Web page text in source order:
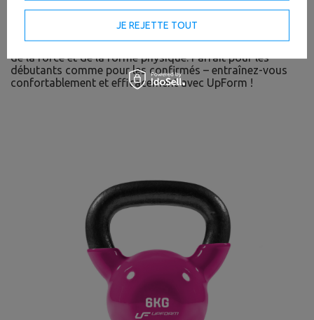
l’entraînement de force, le cardio, le pilates ou la
rééducation. Grâce à son revêtement vinyle, il tient bien en
main et protège le sol. Il sollicite les bras, les épaules, le
dos, la poitrine et les abdos, favorisant le développement
de la force et de la forme physique. Parfait pour les
débutants comme pour les confirmés – entraînez-vous
confortablement et efficacement avec UpForm !
JE REJETTE TOUT